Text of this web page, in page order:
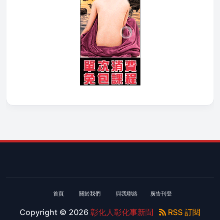
首頁 關於我們 與我聯絡 廣告刊登
Copyright © 2026 彰化人彰化事新聞 RSS 訂閱